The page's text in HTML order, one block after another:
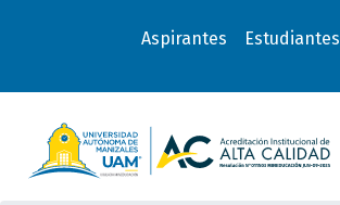
Aspirantes Estudiantes